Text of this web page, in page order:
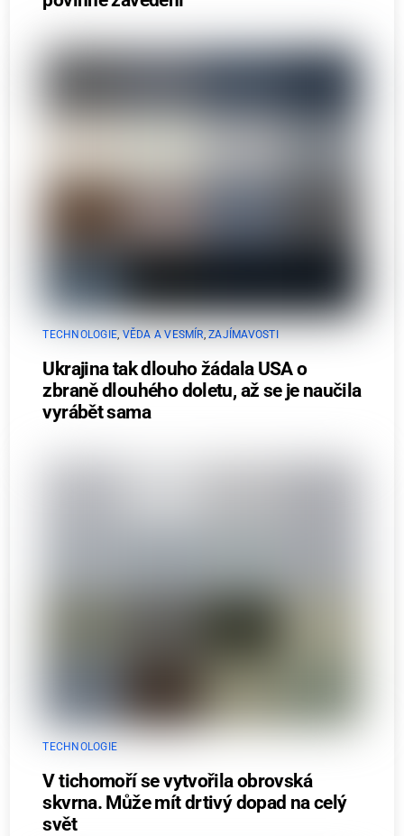
TECHNOLOGIE VĚDA A VESMÍR ,ZAJÍMAVOSTI
Ukrajina tak dlouho žádala USA o
zbraně dlouhého doletu, až se je naučila
vyrábět sama
TECHNOLOGIE
V tichomoří se vytvořila obrovská
skvrna. Může mít drtivý dopad na celý
svět